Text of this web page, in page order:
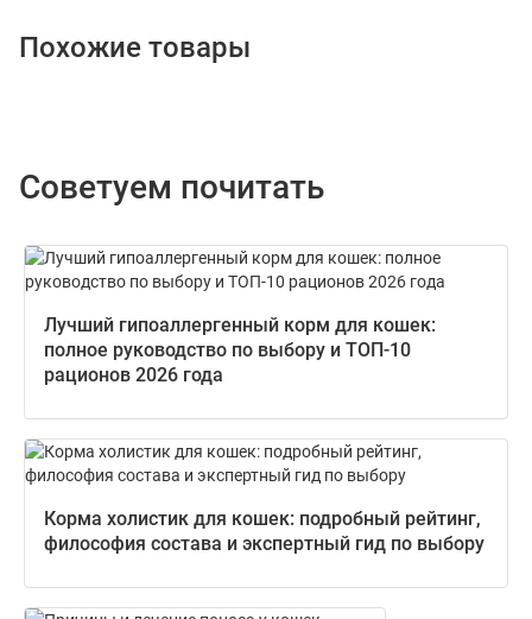
Похожие товары
Советуем почитать
Лучший гипоаллергенный корм для кошек:
полное руководство по выбору и ТОП-10
рационов 2026 года
Корма холистик для кошек: подробный рейтинг,
философия состава и экспертный гид по выбору